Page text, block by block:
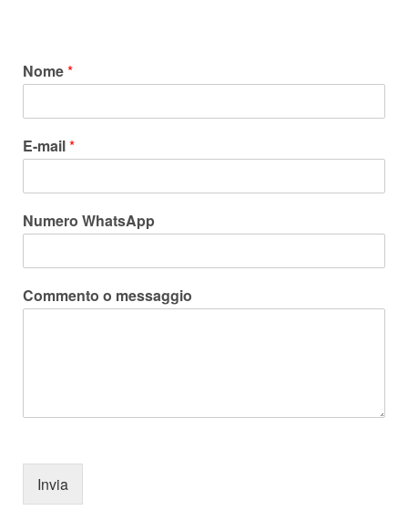
Nome*
E-mail*
Numero WhatsApp
Commento o messaggio
Invia